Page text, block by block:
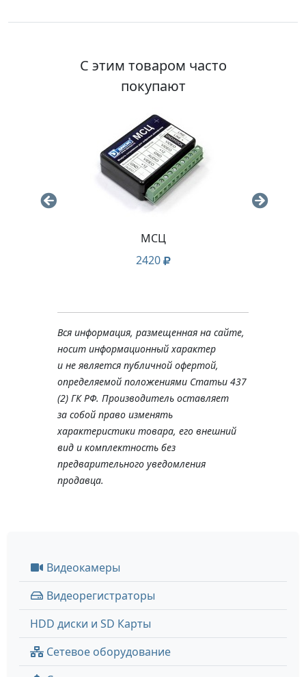
С этим товаром часто
покупают
МСЦ
2420
Вся информация, размещенная на сайте,
носит информационный характер
и не является публичной офертой,
определяемой положениями Статьи 437
(2) ГК РФ. Производитель оставляет
за собой право изменять
характеристики товара, его внешний
вид и комплектность без
предварительного уведомления
продавца.
Видеокамеры
Видеорегистраторы
HDD диски и SD Карты
Сетевое оборудование